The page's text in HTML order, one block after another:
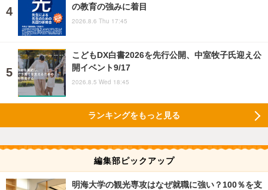
の教育の強みに着目
2026.8.6 Thu 17:45
こどもDX白書2026を先行公開、中室牧子氏迎え公
開イベント9/17
2026.8.5 Wed 18:45
ランキングをもっと見る
編集部ピックアップ
明海大学の観光専攻はなぜ就職に強い？100％を支